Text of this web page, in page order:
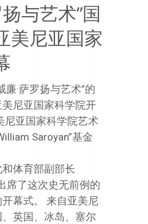
与艺术”国
美尼亚国家
廉·萨罗扬与艺术”的
尼亚国家科学院开
尼亚国家科学院艺术
Saroyan”基金
体育部副部长
席了这次史无前例的
幕式。 来自亚美尼
英国、冰岛、塞尔